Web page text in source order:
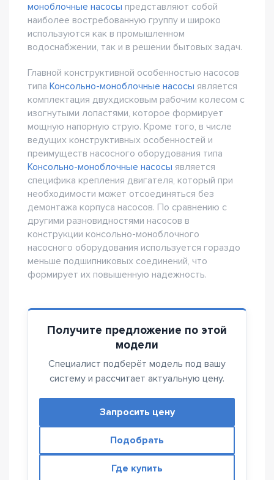
моноблочные насосы представляют собой
наиболее востребованную группу и широко
используются как в промышленном
водоснабжении, так и в решении бытовых задач.
Главной конструктивной особенностью насосов
типа Консольно-моноблочные насосы является
комплектация двухдисковым рабочим колесом с
изогнутыми лопастями, которое формирует
мощную напорную струю. Кроме того, в числе
ведущих конструктивных особенностей и
преимуществ насосного оборудования типа
Консольно-моноблочные насосы является
специфика крепления двигателя, который при
необходимости может отсоединяться без
демонтажа корпуса насосов. По сравнению с
другими разновидностями насосов в
конструкции консольно-моноблочного
насосного оборудования используется гораздо
меньше подшипниковых соединений, что
формирует их повышенную надежность.
Получите предложение по этой
модели
Специалист подберёт модель под вашу
систему и рассчитает актуальную цену.
Запросить цену
Подобрать
Где купить